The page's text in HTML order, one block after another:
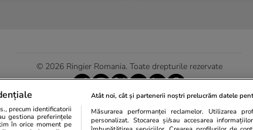
© 2026 Ringier Romania. Toate drepturile rezervate
Actualizare preferințe cookies
precum identificatorii
gestiona preferințele
în orice moment pe
Atât noi, cât și partenerii noștri prelucrăm datele
Măsurarea performanței reclamelor. Utilizarea
personalizat. Stocarea și/sau accesarea